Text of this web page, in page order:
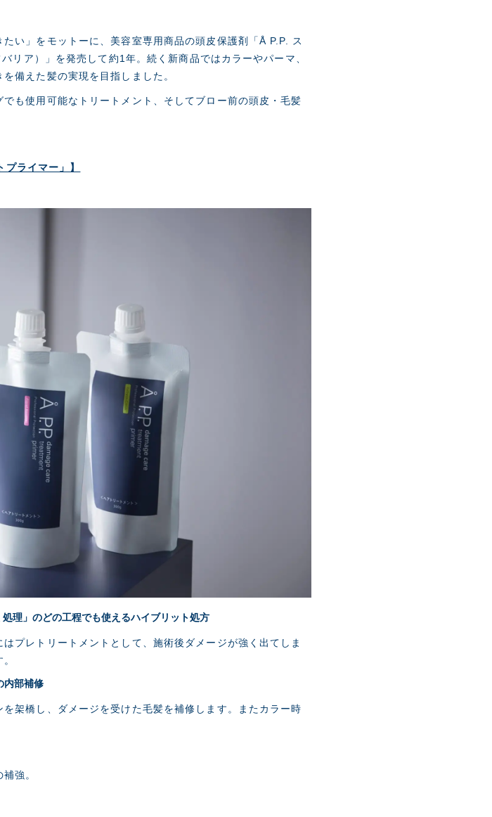
い」をモットーに、美容室専用商品の頭皮保護剤「Å P.P. ス
ア）」を発売して約1年。続く新商品ではカラーやパーマ、
備えた髪の実現を目指しました。
も使用可能なトリートメント、そしてブロー前の頭皮・毛髪
ライマー」】
理」のどの工程でも使えるハイブリット処方
プレトリートメントとして、施術後ダメージが強く出てしま
内部補修
架橋し、ダメージを受けた毛髪を補修します。またカラー時
強。